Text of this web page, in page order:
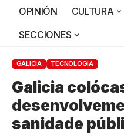
OPINIÓN
CULTURA
SECCIONES
GALICIA TECNOLOGÍA
Galicia
sanidade